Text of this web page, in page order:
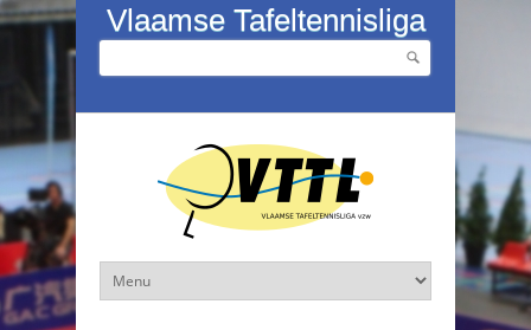
Overslaan en naar de inhoud gaan
Vlaamse Tafeltennisliga
Zoekveld